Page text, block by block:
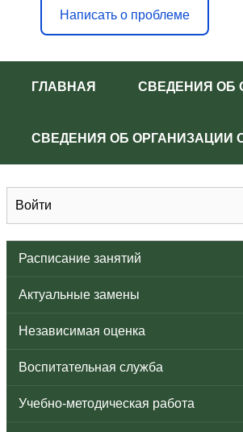
Написать о проблеме
ГЛАВНАЯ СВЕДЕНИЯ ОБ
СВЕДЕНИЯ ОБ ОРГАНИЗАЦИИ
Войти
Расписание занятий
Актуальные замены
Независимая оценка
Воспитательная служба
Учебно-методическая работа